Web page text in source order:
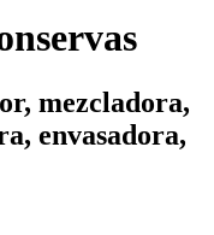
mezcladora,
envasadora,